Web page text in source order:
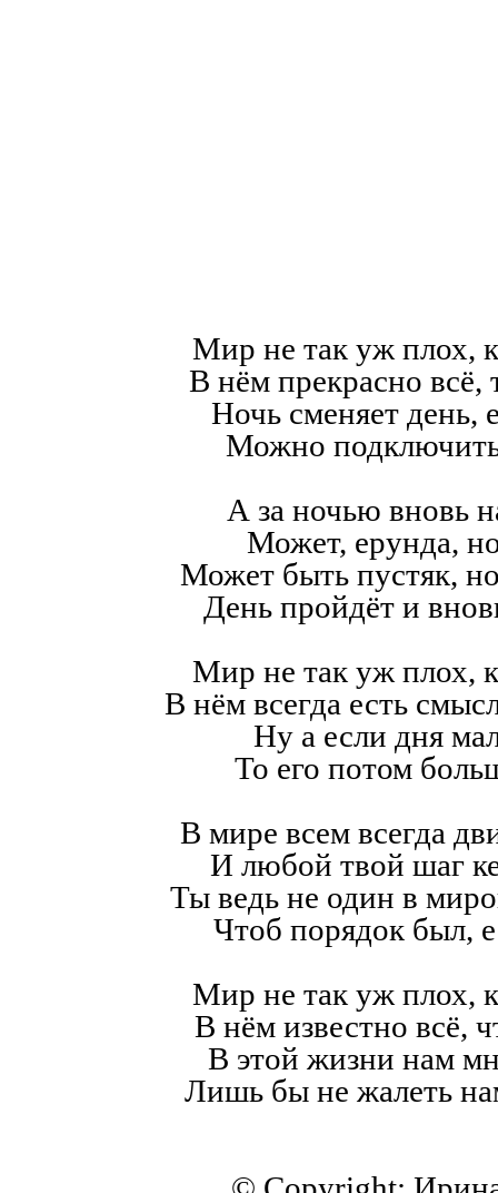
Мир не так уж плох,
В нём прекрасно всё,
Ночь сменяет день,
Можно
А за ночью вновь
Может, ерунда,
Может быть пустяк,
День пройдёт и
Мир не так уж плох,
В нём всегда есть
Ну а если дня
То его потом
В мире всем всегда
И любой твой шаг
Ты ведь не один в
Чтоб порядок был,
Мир не так уж плох,
В нём известно всё,
В этой жизни нам
Лишь бы не жалеть